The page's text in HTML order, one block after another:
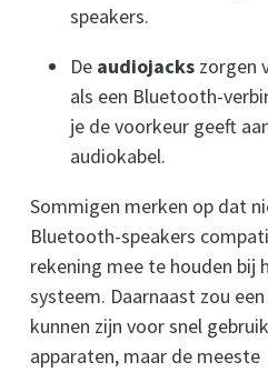
speakers.
De audiojacks zorgen
als een Bluetooth-
je de voorkeur geeft
audiokabel.
Sommigen merken op dat
Bluetooth-speakers
rekening mee te houden bij
systeem. Daarnaast zou
kunnen zijn voor snel
apparaten, maar de meeste